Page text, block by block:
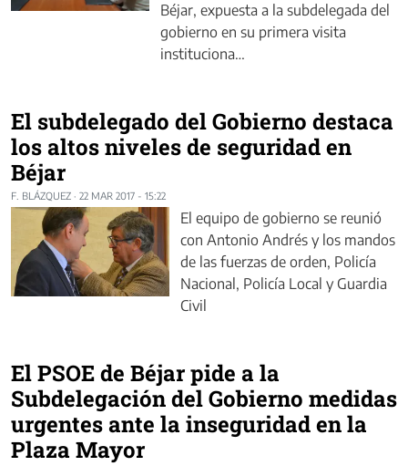
Béjar, expuesta a la subdelegada del
gobierno en su primera visita
instituciona…
El subdelegado del Gobierno destaca
los altos niveles de seguridad en
Béjar
F. BLÁZQUEZ · 22 MAR 2017 - 15:22
El equipo de gobierno se reunió
con Antonio Andrés y los mandos
de las fuerzas de orden, Policía
Nacional, Policía Local y Guardia
Civil
El PSOE de Béjar pide a la
Subdelegación del Gobierno medidas
urgentes ante la inseguridad en la
Plaza Mayor